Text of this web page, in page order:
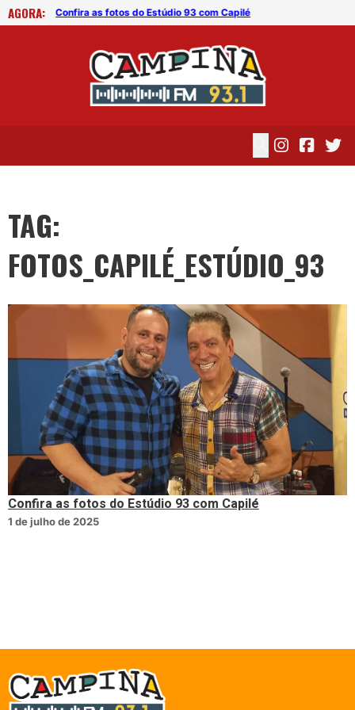
AGORA: Confira as fotos do Estúdio 93 com Capilé
TAG:
FOTOS_CAPILÉ_ESTÚDIO_93
Confira as fotos do Estúdio 93 com Capilé
1 de julho de 2025